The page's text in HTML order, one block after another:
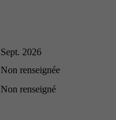
Sept. 2026
Non renseignée
Non renseigné